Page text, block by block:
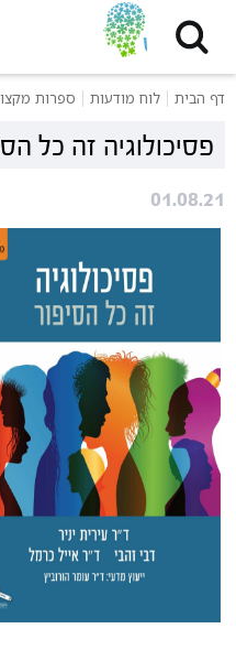
דף הבית לוח מודעות ספרות
פסיכולוגיה זה כל
01.08.21